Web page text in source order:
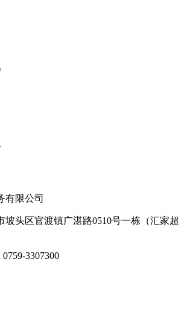
有限公司
坡头区官渡镇广湛路0510号一栋（汇家超
3307300